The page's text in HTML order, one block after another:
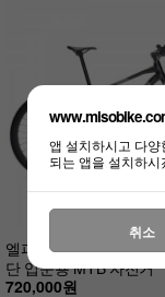
엘파마 벤토르 V2
단 입문용 MTB 자전거
720,000원
앱 설치하시고 다
되는 앱을 설치하시
취소